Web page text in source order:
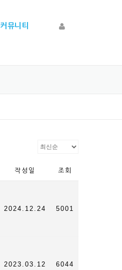
커뮤니티
작성일 조회
2024.12.24 5001
2023.03.12 6044